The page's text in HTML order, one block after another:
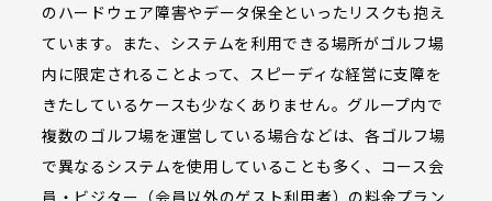
のハードウェア障害やデータ保全といったリスクも抱え
ています。また、システムを利用できる場所がゴルフ場
内に限定されることよって、スピーディな経営に支障を
きたしているケースも少なくありません。グループ内で
複数のゴルフ場を運営している場合などは、各ゴルフ場
で異なるシステムを使用していることも多く、コース会
員・ビジター（会員以外のゲスト利用者）の料金プラン